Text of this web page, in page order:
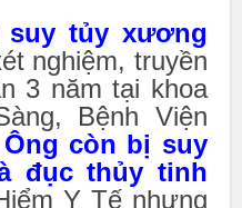
tủy xương
nghiệm, truyền
3 năm tại khoa
Bệnh Viện
Ông còn bị suy
đục thủy tinh
Y Tế nhưng